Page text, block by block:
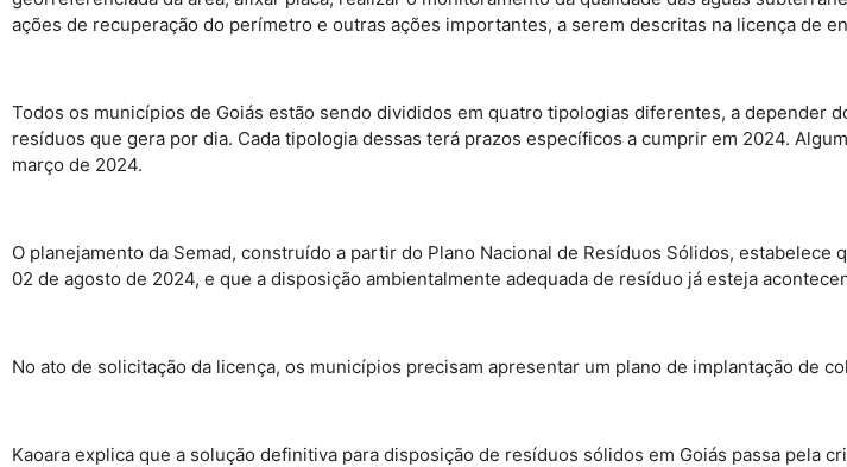
ações de recuperação do perímetro e outras ações importantes, a serem descritas na licença de
Todos os municípios de Goiás estão sendo divididos em quatro tipologias diferentes, a depender
resíduos que gera por dia. Cada tipologia dessas terá prazos específicos a cumprir em 2024.
março de 2024.
O planejamento da Semad, construído a partir do Plano Nacional de Resíduos Sólidos,
02 de agosto de 2024, e que a disposição ambientalmente adequada de resíduo já esteja
No ato de solicitação da licença, os municípios precisam apresentar um plano de implantação de
Kaoara explica que a solução definitiva para disposição de resíduos sólidos em Goiás passa pela